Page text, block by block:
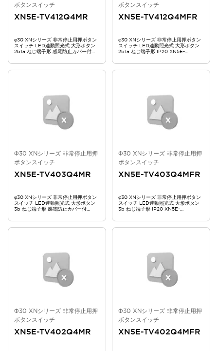
ボタンスイッチ
XN5E-TV412Q4MR
φ30 XNシリーズ 非常停止用押ボタン
スイッチ LED連動照光式 大形ボタン
2b1a ねじ端子形 感電防止カバー付
ボタンスイッチ
XN5E-TV412Q4MFR
φ30 XNシリーズ 非常停止用押ボタン
スイッチ LED連動照光式 大形ボタン
2b1a ねじ端子形 IP20 XN5E-
Φ30 XNシリーズ 非常停止用押
ボタンスイッチ
XN5E-TV403Q4MR
φ30 XNシリーズ 非常停止用押ボタン
スイッチ LED連動照光式 大形ボタン
3b ねじ端子形 感電防止カバー付
Φ30 XNシリーズ 非常停止用押
ボタンスイッチ
XN5E-TV403Q4MFR
φ30 XNシリーズ 非常停止用押ボタン
スイッチ LED連動照光式 大形ボタン
3b ねじ端子形 IP20 XN5E-
Φ30 XNシリーズ 非常停止用押
ボタンスイッチ
XN5E-TV402Q4MR
Φ30 XNシリーズ 非常停止用押
ボタンスイッチ
XN5E-TV402Q4MFR